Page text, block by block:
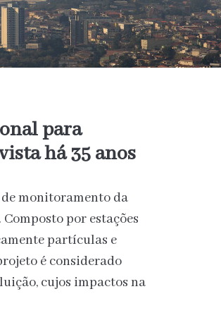
para
há 35 anos
monitoramento da
por estações
partículas e
é considerado
cujos impactos na